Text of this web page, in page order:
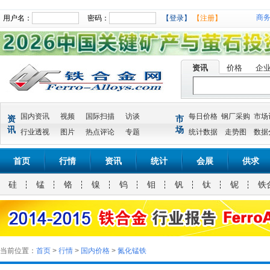
用户名： 密码： 【登录】 【注册】 商
资讯 价格 企
资
讯
国内资讯 视频 国际扫描
访谈
行业透视
图片 热点评论 专题
市
场
每日价格 钢厂采购 市场
统计数据
走势图 数据
首页 行情 资讯 统计 会展 供求
硅 锰 铬 镍 钨 钼 钒 钛 铌 铁
当前位置： 首页 > 行情 > 国内价格 > 氮化锰铁